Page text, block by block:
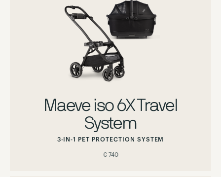
Maeve iso 6X Travel
System
3-IN-1 PET PROTECTION SYSTEM
€ 740